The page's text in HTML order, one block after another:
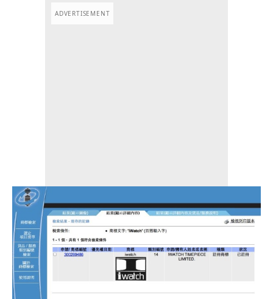
ADVERTISEMENT